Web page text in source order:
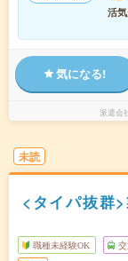
活
気になる!
派遣会
未読
<タイパ抜群
職種未経験OK